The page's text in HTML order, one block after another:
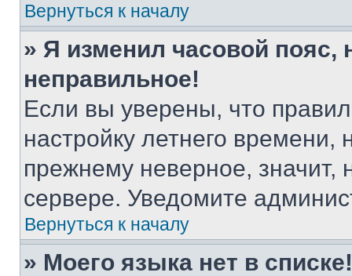
Вернуться к началу
» Я изменил часовой пояс,
неправильное!
Если вы уверены, что
настройку летнего
прежнему неверное, значит,
сервере. Уведомите
Вернуться к началу
» Моего языка нет в списке!